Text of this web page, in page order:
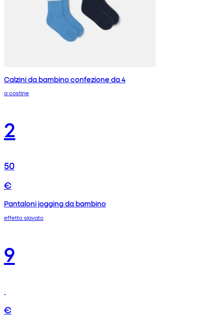
Calzini da bambino confezione da 4
a costine
2
50
€
Pantaloni jogging da bambino
effetto slavato
9
€